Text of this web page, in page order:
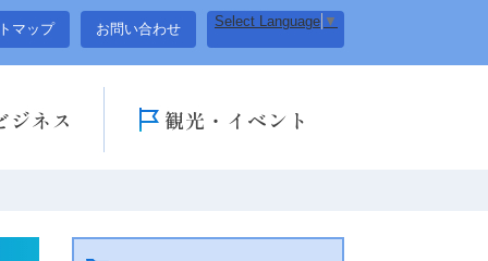
マップ お問い合わせ Select Language ▼
ジネス 観光・イベント